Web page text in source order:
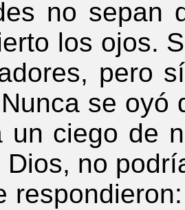
no sepan
los ojos.
pero
se oyó
un ciego de
no